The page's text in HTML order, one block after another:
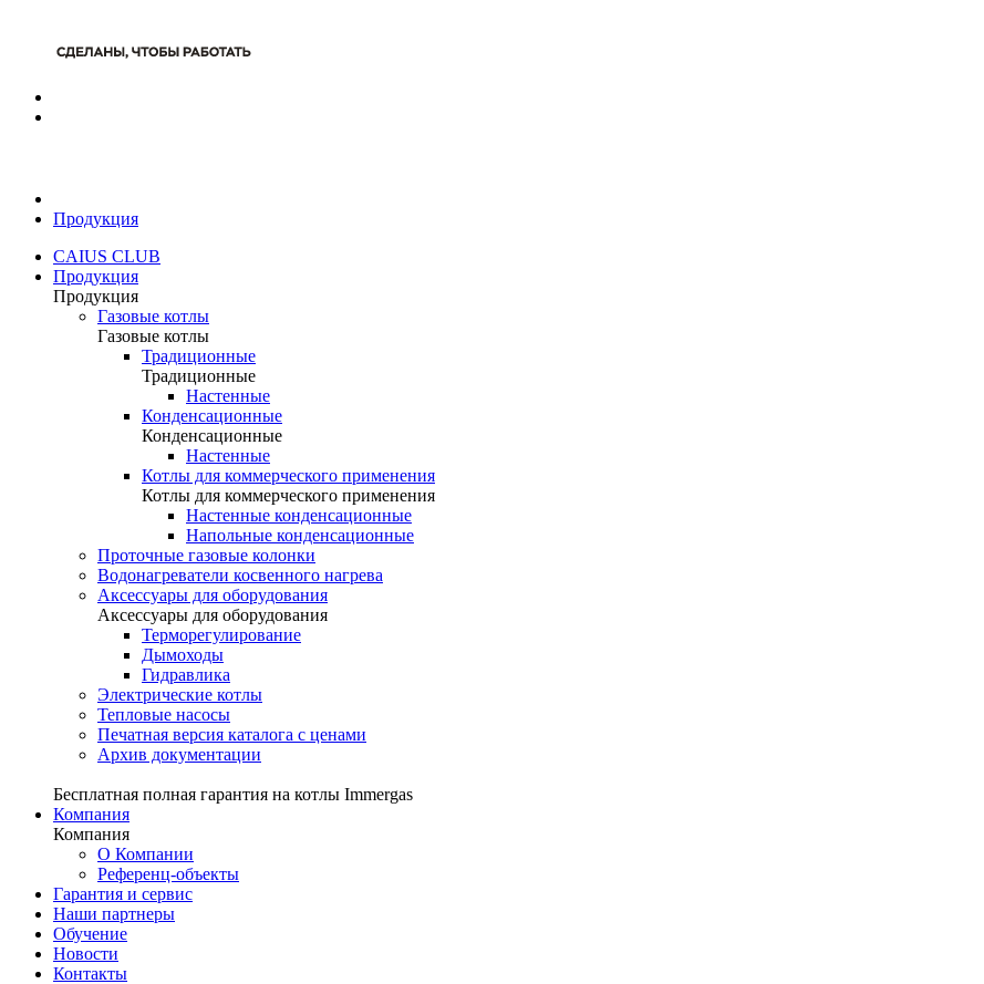
Продукция
CAIUS CLUB
Продукция
Продукция
Газовые котлы
Газовые котлы
Традиционные
Традиционные
Настенные
Конденсационные
Конденсационные
Настенные
Котлы для коммерческого применения
Котлы для коммерческого применения
Настенные конденсационные
Напольные конденсационные
Проточные газовые колонки
Водонагреватели косвенного нагрева
Аксессуары для оборудования
Аксессуары для оборудования
Терморегулирование
Дымоходы
Гидравлика
Электрические котлы
Тепловые насосы
Печатная версия каталога с ценами
Архив документации
Бесплатная полная гарантия на котлы Immergas
Компания
Компания
О Компании
Референц-объекты
Гарантия и сервис
Наши партнеры
Обучение
Новости
Контакты